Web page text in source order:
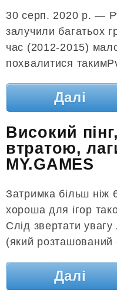
30 серп. 2020 р. —
залучили багатьох
час (2012-2015) мало
похвалитися
Далі
Високий
втратою,
MY.GAMES
Затримка більш ніж
хороша для ігор
Слід звертати
(який розташований
Далі